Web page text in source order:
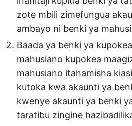
zote mbili zimefungua
ambayo ni benki ya
Baada ya benki ya
mahusiano kupokea
mahusiano itahamisha
kutoka kwa akaunti ya
kwenye akaunti ya benki
taratibu zingine